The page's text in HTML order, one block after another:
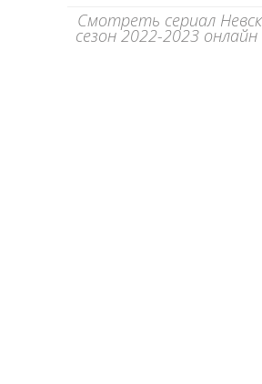
Смотреть сериал
сезон 2022-2023 онлайн